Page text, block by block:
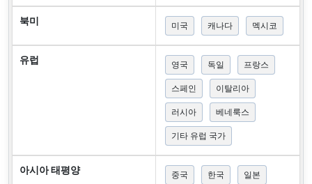
북미 미국 캐나다 멕시코
유럽 영국 독일
프랑스
스페인
이탈리아
러시아
베네룩스
기타 유럽 국가
아시아 태평양 중국 한국 일본